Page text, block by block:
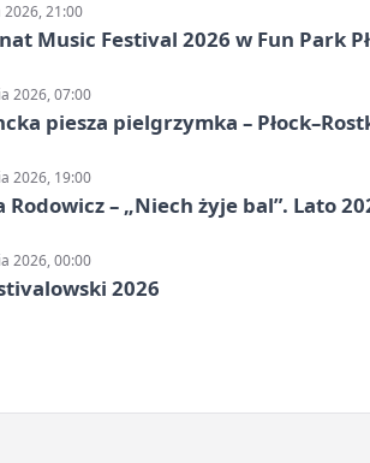
21:00
Music Festival 2026 w Fun Park
2026, 07:00
piesza pielgrzymka –
2026, 19:00
– „Niech żyje bal”. Lato
2026, 00:00
2026